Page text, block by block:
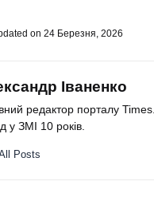
on 24 Березня, 2026
Іваненко
редактор порталу
у ЗМІ 10 років.
Posts